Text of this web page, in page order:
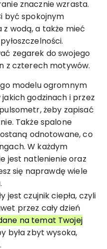
znacznie wzrasta.
być spokojnym
wodą, a także mieć
zegarek do swojego
z czterech motywów.
modelu ogromnym
godzinach i przez
żeby zapisać
Także spalone
odnotowane, co
W każdym
jest natlenienie oraz
się naprawdę wiele
jest czujnik ciepła, czyli
przez cały dzień
na temat Twojej
była zbyt wysoka,